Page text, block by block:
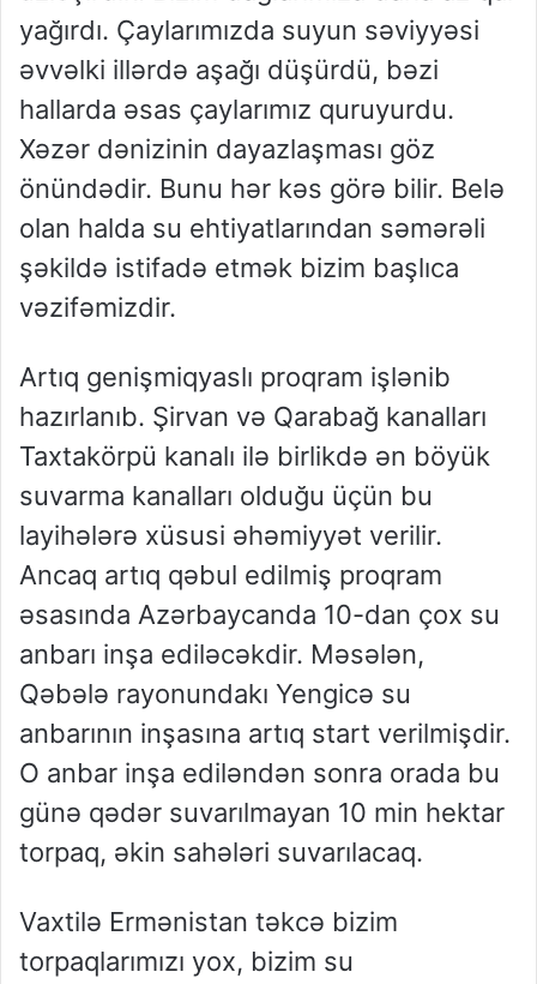
yağırdı. Çaylarımızda suyun səviyyəsi
əvvəlki illərdə aşağı düşürdü, bəzi
hallarda əsas çaylarımız quruyurdu.
Xəzər dənizinin dayazlaşması göz
önündədir. Bunu hər kəs görə bilir. Belə
olan halda su ehtiyatlarından səmərəli
şəkildə istifadə etmək bizim başlıca
vəzifəmizdir.
Artıq genişmiqyaslı proqram işlənib
hazırlanıb. Şirvan və Qarabağ kanalları
Taxtakörpü kanalı ilə birlikdə ən böyük
suvarma kanalları olduğu üçün bu
layihələrə xüsusi əhəmiyyət verilir.
Ancaq artıq qəbul edilmiş proqram
əsasında Azərbaycanda 10-dan çox su
anbarı inşa ediləcəkdir. Məsələn,
Qəbələ rayonundakı Yengicə su
anbarının inşasına artıq start verilmişdir.
O anbar inşa ediləndən sonra orada bu
günə qədər suvarılmayan 10 min hektar
torpaq, əkin sahələri suvarılacaq.
Vaxtilə Ermənistan təkcə bizim
torpaqlarımızı yox, bizim su